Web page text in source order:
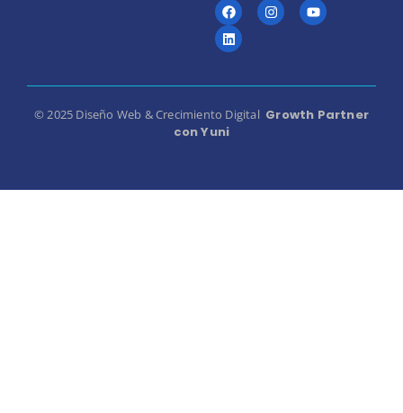
© 2025 Diseño Web & Crecimiento Digital Growth Partner
con Yuni